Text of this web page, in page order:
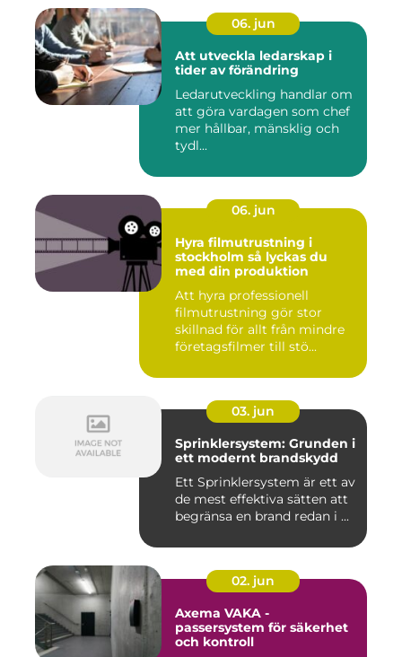
06. jun
Att utveckla ledarskap i
tider av förändring
Ledarutveckling handlar om
att göra vardagen som chef
mer hållbar, mänsklig och
tydl...
06. jun
Hyra filmutrustning i
stockholm så lyckas du
med din produktion
Att hyra professionell
filmutrustning gör stor
skillnad för allt från mindre
företagsfilmer till stö...
03. jun
Sprinklersystem: Grunden i
ett modernt brandskydd
Ett Sprinklersystem är ett av
de mest effektiva sätten att
begränsa en brand redan i ...
02. jun
Axema VAKA -
passersystem för säkerhet
och kontroll